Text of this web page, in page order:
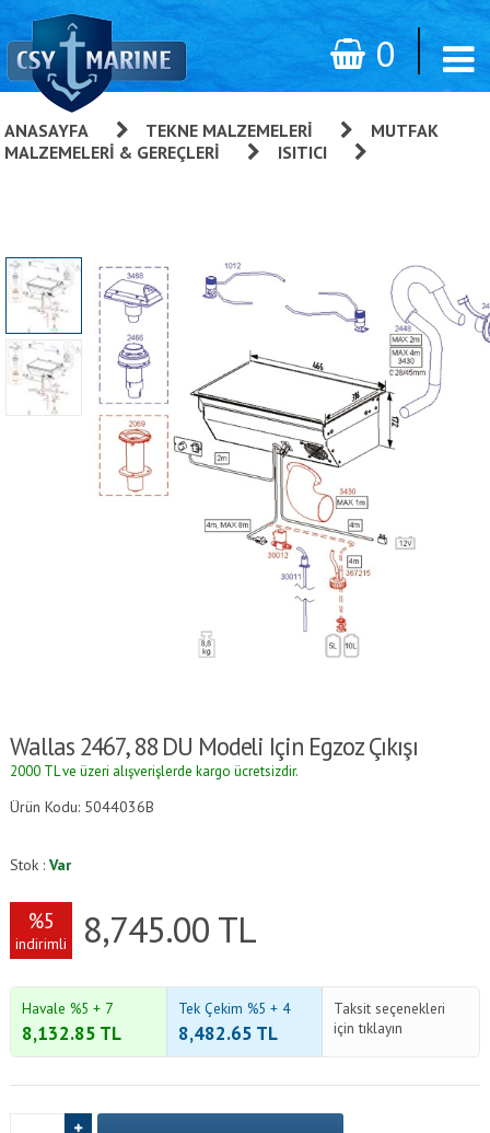
0
ANASAYFA TEKNE MALZEMELERI
MUTFAK
MALZEMELERI & GEREÇLERI
ISITICI
Wallas 2467, 88 DU Modeli Için Egzoz Çıkışı
2000 TL ve üzeri alışverişlerde kargo ücretsizdir.
Ürün Kodu: 5044036B
Stok :Var
%5
indirimli 8,745.00 TL
Havale %5 + 7
8,132.85 TL
Tek Çekim %5 + 4
8,482.65 TL
Taksit seçenekleri
için tıklayın